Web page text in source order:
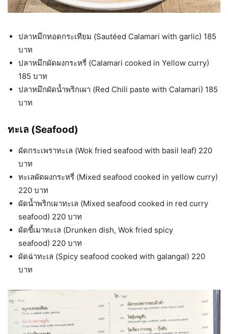
ปลาหมึกทอดกระเทียม (Sautéed Calamari with garlic) 185
บาท
ปลาหมึกผัดผงกระหรี่ (Calamari cooked in Yellow curry)
185 บาท
ปลาหมึกผัดน้ำพริกเผา (Red Chili paste with Calamari) 185
บาท
ทะเล (Seafood)
ผัดกระเพราทะเล (Wok fried seafood with basil leaf) 220
บาท
ทะเลผัดผงกระหรี่ (Mixed seafood cooked in yellow curry)
220 บาท
ผัดน้ำพริกเผาทะเล (Mixed seafood cooked in red curry
seafood) 220 บาท
ผัดขี้เมาทะเล (Drunken dish, Wok fried spicy
seafood) 220 บาท
ผัดฉ่าทะเล (Spicy seafood cooked with galangal) 220
บาท